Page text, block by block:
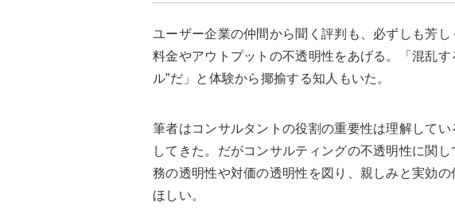
ユーザー企業の仲間から聞く評判も、必ずしも芳し
料金やアウトプットの不透明性をあげる。「混乱
ル”だ」と体験から揶揄する知人もいた。
筆者はコンサルタントの役割の重要性は理解して
してきた。だがコンサルティングの不透明性に関
務の透明性や対価の透明性を図り、親しみと実効
ほしい。